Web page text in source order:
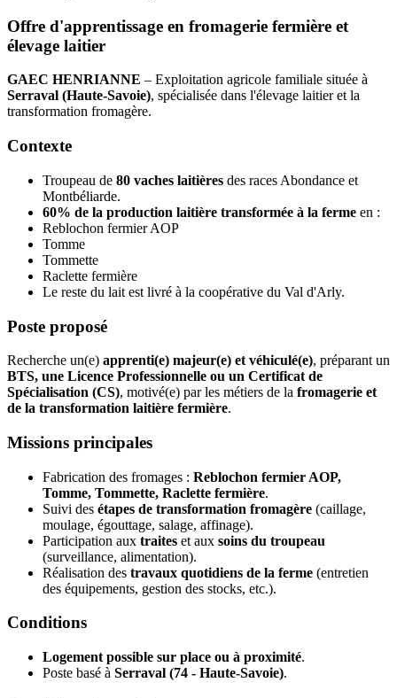
Offre d'apprentissage en fromagerie fermière et
élevage laitier
GAEC HENRIANNE – Exploitation agricole familiale située à
Serraval (Haute-Savoie), spécialisée dans l'élevage laitier et la
transformation fromagère.
Contexte
Troupeau de 80 vaches laitières des races Abondance et
Montbéliarde.
60% de la production laitière transformée à la ferme en :
Reblochon fermier AOP
Tomme
Tommette
Raclette fermière
Le reste du lait est livré à la coopérative du Val d'Arly.
Poste proposé
Recherche un(e) apprenti(e) majeur(e) et véhiculé(e), préparant un
BTS, une Licence Professionnelle ou un Certificat de
Spécialisation (CS), motivé(e) par les métiers de la fromagerie et
de la transformation laitière fermière.
Missions principales
Fabrication des fromages : Reblochon fermier AOP,
Tomme, Tommette, Raclette fermière.
Suivi des étapes de transformation fromagère (caillage,
moulage, égouttage, salage, affinage).
Participation aux traites et aux soins du troupeau
(surveillance, alimentation).
Réalisation des travaux quotidiens de la ferme (entretien
des équipements, gestion des stocks, etc.).
Conditions
Logement possible sur place ou à proximité.
Poste basé à Serraval (74 - Haute-Savoie).